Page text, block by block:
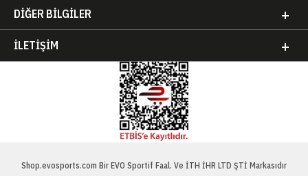
DIĞER BILGILER
İLETIŞIM
Shop.evosports.com Bir EVO Sportif Faal. Ve İTH İHR LTD ŞTİ Markasıdır